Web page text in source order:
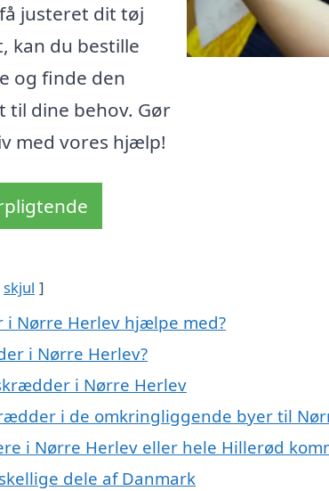
justeret dit tøj
kan du bestille
og finde den
til dine behov. Gør
med vores hjælp!
skjul
Nørre Herlev hjælpe med?
i Nørre Herlev?
i Nørre Herlev
i de omkringliggende byer til
i Nørre Herlev eller hele Hillerød
dele af Danmark